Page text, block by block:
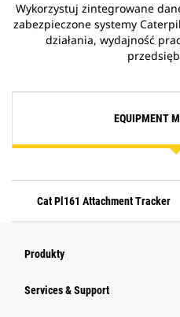
Wykorzystuj zintegrowane
zabezpieczone systemy
działania, wydajność
EQUIPMENT
Cat Pl161 Attachment Tracker
Produkty
Services & Support